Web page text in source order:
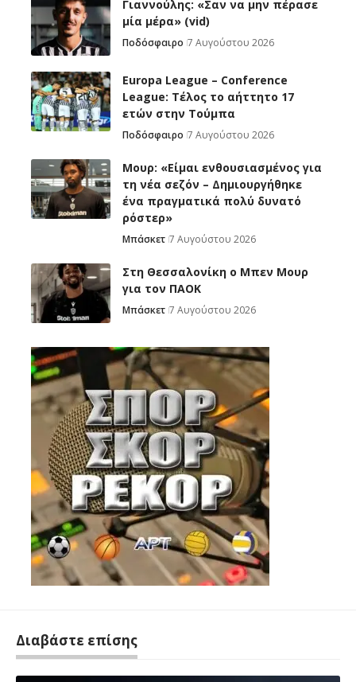
Γιαννούλης: «Σαν να μην πέρασε
μία μέρα» (vid)
Ποδόσφαιρο 7 Αυγούστου 2026
Europa League – Conference
League: Τέλος το αήττητο 17
ετών στην Τούμπα
Ποδόσφαιρο 7 Αυγούστου 2026
Μουρ: «Είμαι ενθουσιασμένος για
τη νέα σεζόν – Δημιουργήθηκε
ένα πραγματικά πολύ δυνατό
ρόστερ»
Μπάσκετ 7 Αυγούστου 2026
Στη Θεσσαλονίκη ο Μπεν Μουρ
για τον ΠΑΟΚ
Μπάσκετ 7 Αυγούστου 2026
Διαβάστε επίσης